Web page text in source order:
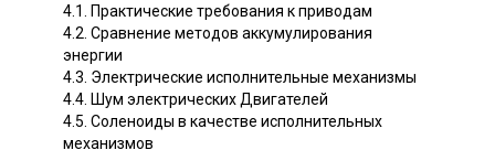
4.1. Практические требования к приводам
4.2. Сравнение методов аккумулирования
энергии
4.3. Электрические исполнительные механизмы
4.4. Шум электрических Двигателей
4.5. Соленоиды в качестве исполнительных
механизмов